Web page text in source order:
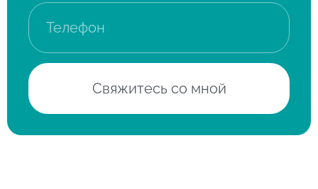
Свяжитесь со мной